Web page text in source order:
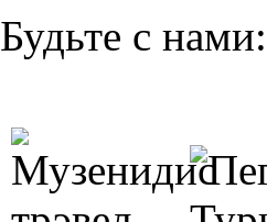
Будьте с нами: